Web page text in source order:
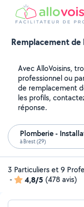
Remplacement de
Avec AlloVoisins,
professionnel ou
de remplacement
les profils,
réponse.
Plomberie -
à Brest (29)
3 Particuliers et 9
-
4,8/5 (478 avis)